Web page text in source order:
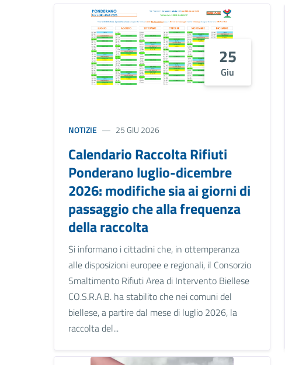
25
Giu
NOTIZIE 25 GIU 2026
Calendario Raccolta Rifiuti
Ponderano luglio-dicembre
2026: modifiche sia ai giorni di
passaggio che alla frequenza
della raccolta
Si informano i cittadini che, in ottemperanza
alle disposizioni europee e regionali, il Consorzio
Smaltimento Rifiuti Area di Intervento Biellese
CO.S.R.A.B. ha stabilito che nei comuni del
biellese, a partire dal mese di luglio 2026, la
raccolta del...